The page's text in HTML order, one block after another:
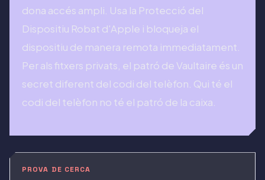
dona accés ampli. Usa la Protecció del
Dispositiu Robat d'Apple i bloqueja el
dispositiu de manera remota immediatament.
Per als fitxers privats, el patró de Vaultaire és un
secret diferent del codi del telèfon. Qui té el
codi del telèfon no té el patró de la caixa.
PROVA DE CERCA